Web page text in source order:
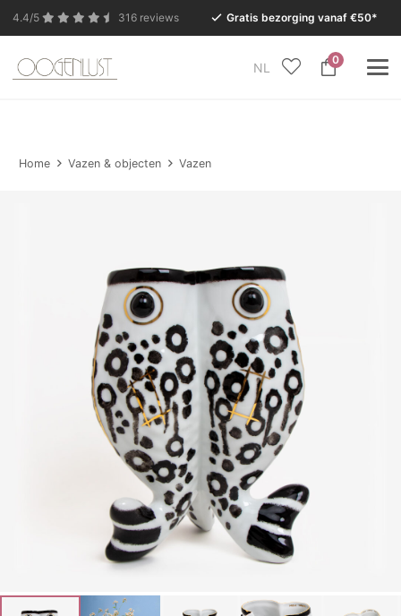
4.4/5 316 reviews Gratis bezorging vanaf €50*
NL
0
In verband met de zomervakantie is onze Conceptstore
Home Vazen & objecten Vazen